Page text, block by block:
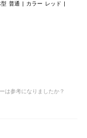
普通 カラー レッド
は参考になりましたか？